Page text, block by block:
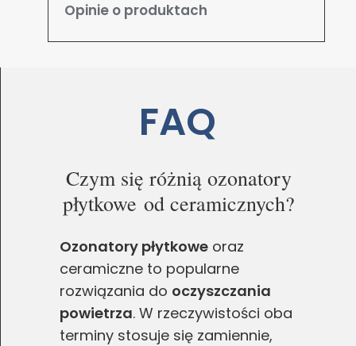
Opinie o produktach
FAQ
Czym się różnią ozonatory
płytkowe od ceramicznych?
Ozonatory płytkowe oraz
ceramiczne to popularne
rozwiązania do oczyszczania
powietrza. W rzeczywistości oba
terminy stosuje się zamiennie,